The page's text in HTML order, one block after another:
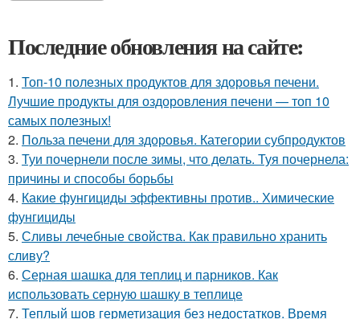
Последние обновления на сайте:
1. Топ-10 полезных продуктов для здоровья печени.
Лучшие продукты для оздоровления печени — топ 10
самых полезных!
2. Польза печени для здоровья. Категории субпродуктов
3. Туи почернели после зимы, что делать. Туя почернела:
причины и способы борьбы
4. Какие фунгициды эффективны против.. Химические
фунгициды
5. Сливы лечебные свойства. Как правильно хранить
сливу?
6. Серная шашка для теплиц и парников. Как
использовать серную шашку в теплице
7. Теплый шов герметизация без недостатков. Время